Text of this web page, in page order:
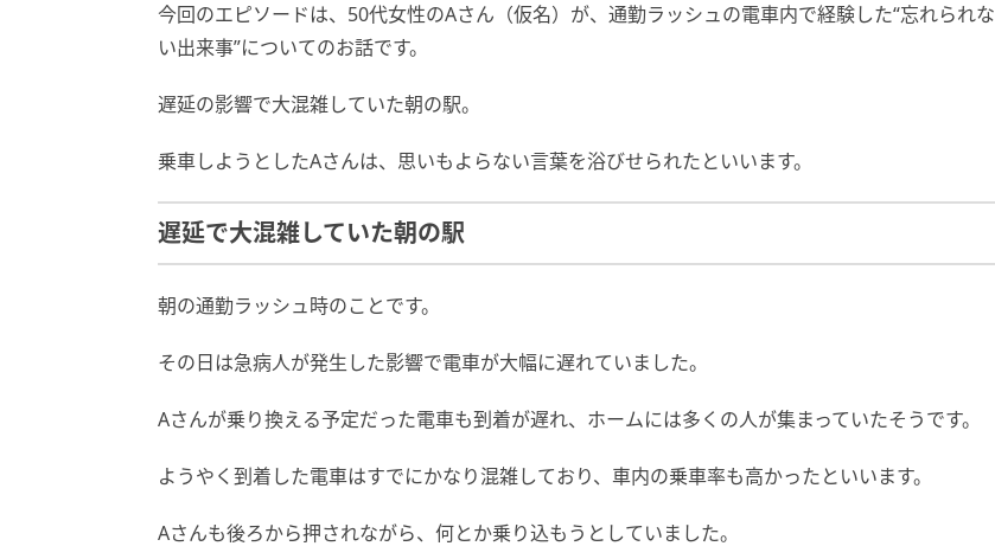
今回のエピソードは、50代女性のAさん（仮名）が、通勤ラッシュの電車内で経験した“忘れられな
い出来事”についてのお話です。
遅延の影響で大混雑していた朝の駅。
乗車しようとしたAさんは、思いもよらない言葉を浴びせられたといいます。
遅延で大混雑していた朝の駅
朝の通勤ラッシュ時のことです。
その日は急病人が発生した影響で電車が大幅に遅れていました。
Aさんが乗り換える予定だった電車も到着が遅れ、ホームには多くの人が集まっていたそうです。
ようやく到着した電車はすでにかなり混雑しており、車内の乗車率も高かったといいます。
Aさんも後ろから押されながら、何とか乗り込もうとしていました。